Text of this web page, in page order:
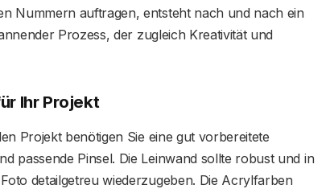
Nummern auftragen, entsteht nach und nach ein
Prozess, der zugleich Kreativität und
Ihr Projekt
Projekt benötigen Sie eine gut vorbereitete
passende Pinsel. Die Leinwand sollte robust und in
detailgetreu wiederzugeben. Die Acrylfarben